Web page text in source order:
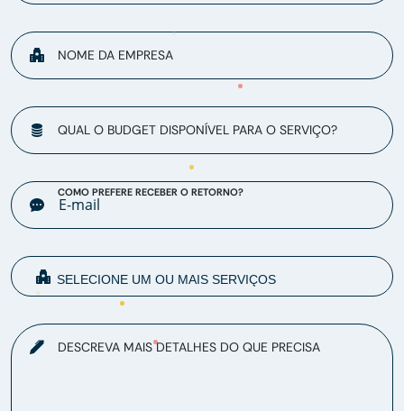
NOME DA EMPRESA
QUAL O BUDGET DISPONÍVEL PARA O SERVIÇO?
COMO PREFERE RECEBER O RETORNO?
DESCREVA MAIS DETALHES DO QUE PRECISA